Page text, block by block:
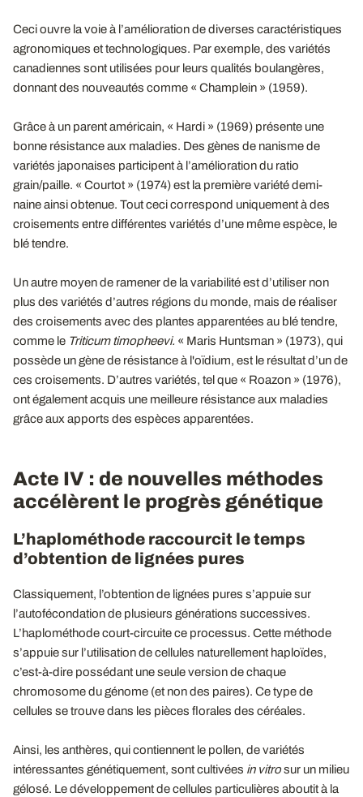
Ceci ouvre la voie à l’amélioration de diverses caractéristiques
agronomiques et technologiques. Par exemple, des variétés
canadiennes sont utilisées pour leurs qualités boulangères,
donnant des nouveautés comme « Champlein » (1959).
Grâce à un parent américain, « Hardi » (1969) présente une
bonne résistance aux maladies. Des gènes de nanisme de
variétés japonaises participent à l’amélioration du ratio
grain/paille. « Courtot » (1974) est la première variété demi-
naine ainsi obtenue. Tout ceci correspond uniquement à des
croisements entre différentes variétés d’une même espèce, le
blé tendre.
Un autre moyen de ramener de la variabilité est d’utiliser non
plus des variétés d’autres régions du monde, mais de réaliser
des croisements avec des plantes apparentées au blé tendre,
comme le Triticum timopheevi. « Maris Huntsman » (1973), qui
possède un gène de résistance à l'oïdium, est le résultat d’un de
ces croisements. D’autres variétés, tel que « Roazon » (1976),
ont également acquis une meilleure résistance aux maladies
grâce aux apports des espèces apparentées.
Acte IV : de nouvelles méthodes
accélèrent le progrès génétique
L’haplométhode raccourcit le temps
d’obtention de lignées pures
Classiquement, l’obtention de lignées pures s’appuie sur
l’autofécondation de plusieurs générations successives.
L’haplométhode court-circuite ce processus. Cette méthode
s’appuie sur l’utilisation de cellules naturellement haploïdes,
c’est-à-dire possédant une seule version de chaque
chromosome du génome (et non des paires). Ce type de
cellules se trouve dans les pièces florales des céréales.
Ainsi, les anthères, qui contiennent le pollen, de variétés
intéressantes génétiquement, sont cultivées in vitrosur un milieu
gélosé. Le développement de cellules particulières aboutit à la